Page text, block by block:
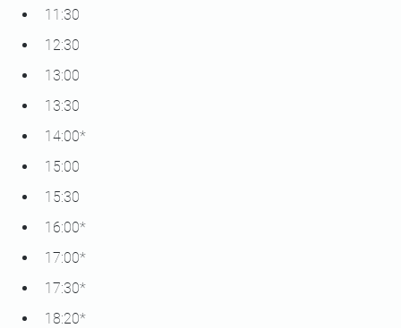
11:30
12:30
13:00
13:30
14:00*
15:00
15:30
16:00*
17:00*
17:30*
18:20*